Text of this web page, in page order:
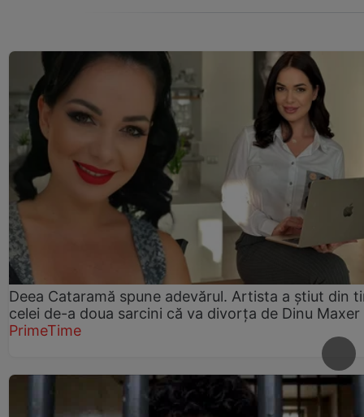
Deea Cataramă spune adevărul. Artista a știut din
celei de-a doua sarcini că va divorța de Dinu Maxer
PrimeTime